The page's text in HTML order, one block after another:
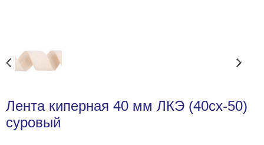
Лента киперная 40 мм ЛКЭ (40сх-50)
суровый